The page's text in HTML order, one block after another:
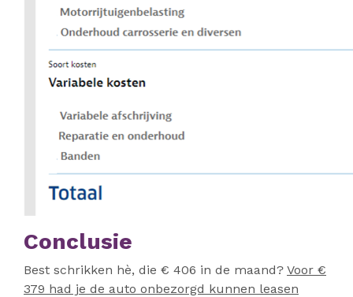
Conclusie
Best schrikken hè, die € 406 in de maand? Voor €
379 had je de auto onbezorgd kunnen leasen